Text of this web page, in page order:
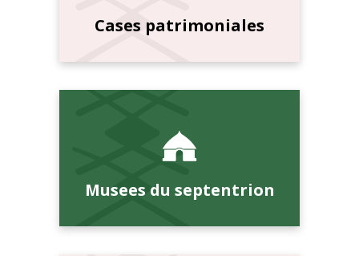
Cases patrimoniales
Musees du septentrion